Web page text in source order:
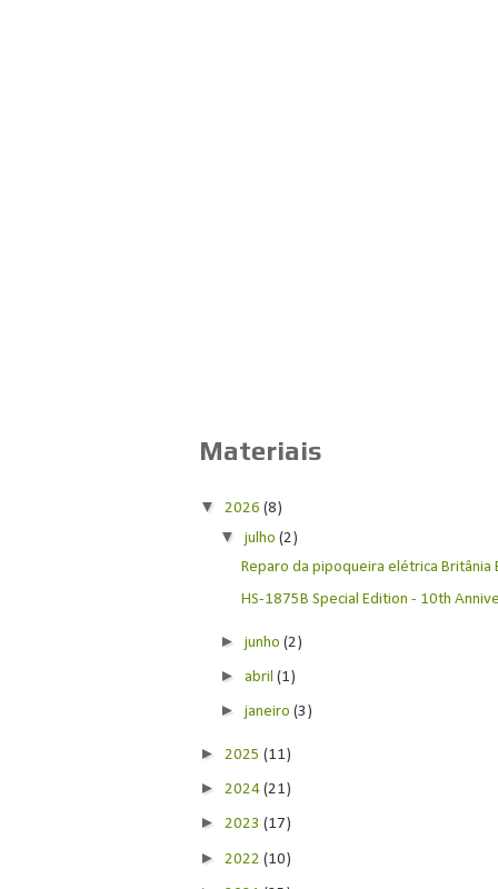
Materiais
▼ 2026(8)
▼julho(2)
Reparo da pipoqueira elétrica Britânia
HS-1875B Special Edition - 10th
►junho(2)
►abril(1)
►janeiro(3)
► 2025(11)
► 2024(21)
► 2023(17)
► 2022(10)